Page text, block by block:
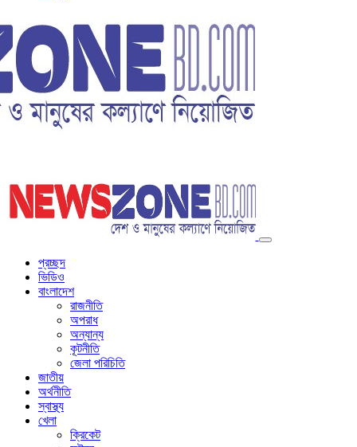
প্রচ্ছদ
ভিডিও
বাংলাদেশ
রাজনীতি
অপরাধ
অন্যান্য
কূটনীতি
জেলা পরিচিতি
জাতীয়
অর্থনীতি
স্বাস্থ্য
খেলা
ক্রিকেট